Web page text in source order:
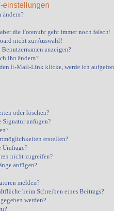
einstellungen
ändern?
die Forenuhr geht immer noch falsch!
nicht zur Auswahl!
anzeigen?
ihn ändern?
E-Mail-Link klicke, werde ich
oder löschen?
Signatur anfügen?
erstellen?
Umfrage?
nicht zugreifen?
anfügen?
melden?
beim Schreiben eines Beitrags?
werden?